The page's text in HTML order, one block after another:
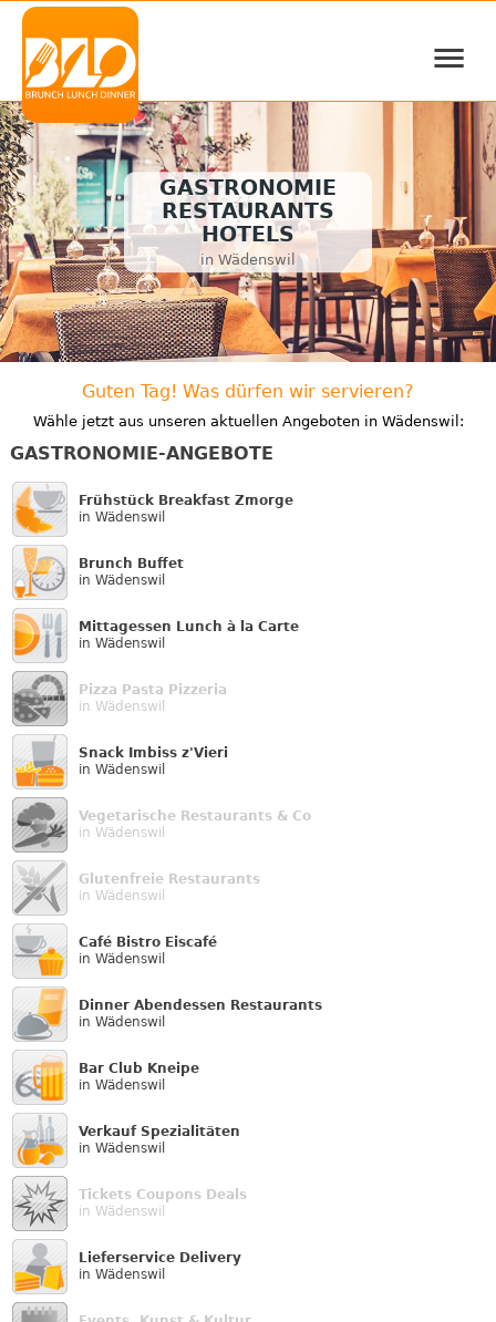
≡
GASTRONOMIE
RESTAURANTS
HOTELS
in Wädenswil
Guten Tag! Was dürfen wir servieren?
Wähle jetzt aus unseren aktuellen Angeboten in Wädenswil:
GASTRONOMIE-ANGEBOTE
Frühstück Breakfast Zmorge
in Wädenswil
Brunch Buffet
in Wädenswil
Mittagessen Lunch à la Carte
in Wädenswil
Pizza Pasta Pizzeria
in Wädenswil
Snack Imbiss z'Vieri
in Wädenswil
Vegetarische Restaurants & Co
in Wädenswil
Glutenfreie Restaurants
in Wädenswil
Café Bistro Eiscafé
in Wädenswil
Dinner Abendessen Restaurants
in Wädenswil
Bar Club Kneipe
in Wädenswil
Verkauf Speziali­täten
in Wädenswil
Tickets Coupons Deals
in Wädenswil
Lieferservice Delivery
in Wädenswil